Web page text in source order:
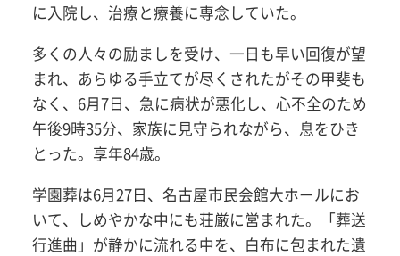
に入院し、治療と療養に専念していた。
多くの人々の励ましを受け、一日も早い回復が望
まれ、あらゆる手立てが尽くされたがその甲斐も
なく、6月7日、急に病状が悪化し、心不全のため
午後9時35分、家族に見守られながら、息をひき
とった。享年84歳。
学園葬は6月27日、名古屋市民会館大ホールにお
いて、しめやかな中にも荘厳に営まれた。「葬送
行進曲」が静かに流れる中を、白布に包まれた遺